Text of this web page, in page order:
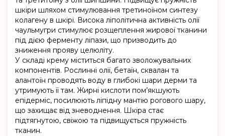
шкіри шляхом стимулювання третиноїном синтезу
колагену в шкірі. Висока ліполітична активність олії
чаульмугри стимулює розщеплення жирової тканини
під дією ферменту ліпази, що призводить до
зниження прояву целюліту.
У складі крему міститься багато зволожувальних
компонентів. Рослинні олії, бетаїн, сквалан та
алантоїн проводять воду в глибокі шари дерми та
утримують її там. Жирні кислоти пом’якшують
епідерміс, посилюють ліпідну мантію рогового шару,
що захищає від зневоднення. Шкіра стає
підтягнутою, свіжою та підвищується пружність
тканин.